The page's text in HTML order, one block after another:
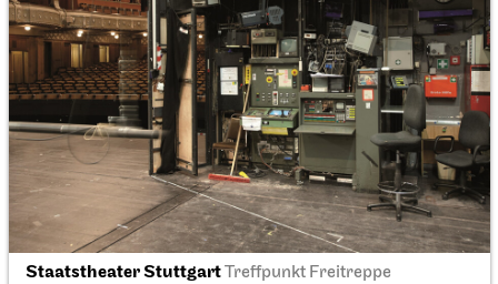
Staatstheater StuttgartTreffpunkt Freitreppe
JOiNNord